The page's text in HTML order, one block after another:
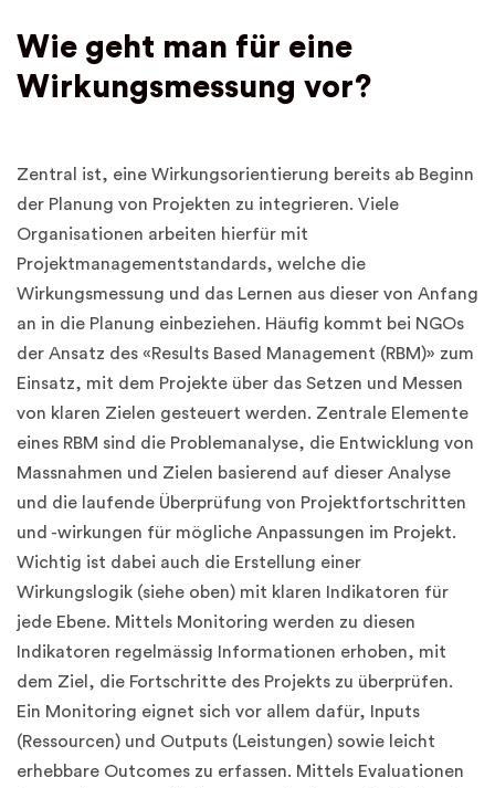
Wie geht man für eine
Wirkungsmessung vor?
Zentral ist, eine Wirkungsorientierung bereits ab Beginn
der Planung von Projekten zu integrieren. Viele
Organisationen arbeiten hierfür mit
Projektmanagementstandards, welche die
Wirkungsmessung und das Lernen aus dieser von Anfang
an in die Planung einbeziehen. Häufig kommt bei NGOs
der Ansatz des «Results Based Management (RBM)» zum
Einsatz, mit dem Projekte über das Setzen und Messen
von klaren Zielen gesteuert werden. Zentrale Elemente
eines RBM sind die Problemanalyse, die Entwicklung von
Massnahmen und Zielen basierend auf dieser Analyse
und die laufende Überprüfung von Projektfortschritten
und -wirkungen für mögliche Anpassungen im Projekt.
Wichtig ist dabei auch die Erstellung einer
Wirkungslogik (siehe oben) mit klaren Indikatoren für
jede Ebene. Mittels Monitoring werden zu diesen
Indikatoren regelmässig Informationen erhoben, mit
dem Ziel, die Fortschritte des Projekts zu überprüfen.
Ein Monitoring eignet sich vor allem dafür, Inputs
(Ressourcen) und Outputs (Leistungen) sowie leicht
erhebbare Outcomes zu erfassen. Mittels Evaluationen